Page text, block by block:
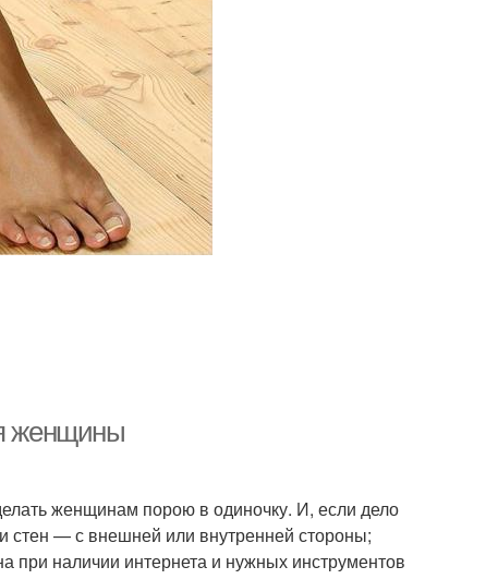
женщины
женщинам порою в одиночку. И, если дело
стен — с внешней или внутренней стороны;
наличии интернета и нужных инструментов